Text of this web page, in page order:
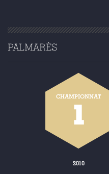
PALMARÈS
CHAMPIONNAT
1
2010